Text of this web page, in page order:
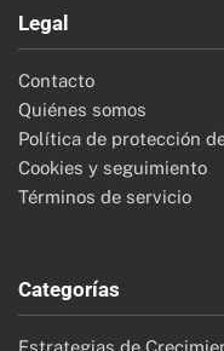
Legal
Contacto
Quiénes somos
Política de protección
Cookies y seguimiento
Términos de servicio
Categorías